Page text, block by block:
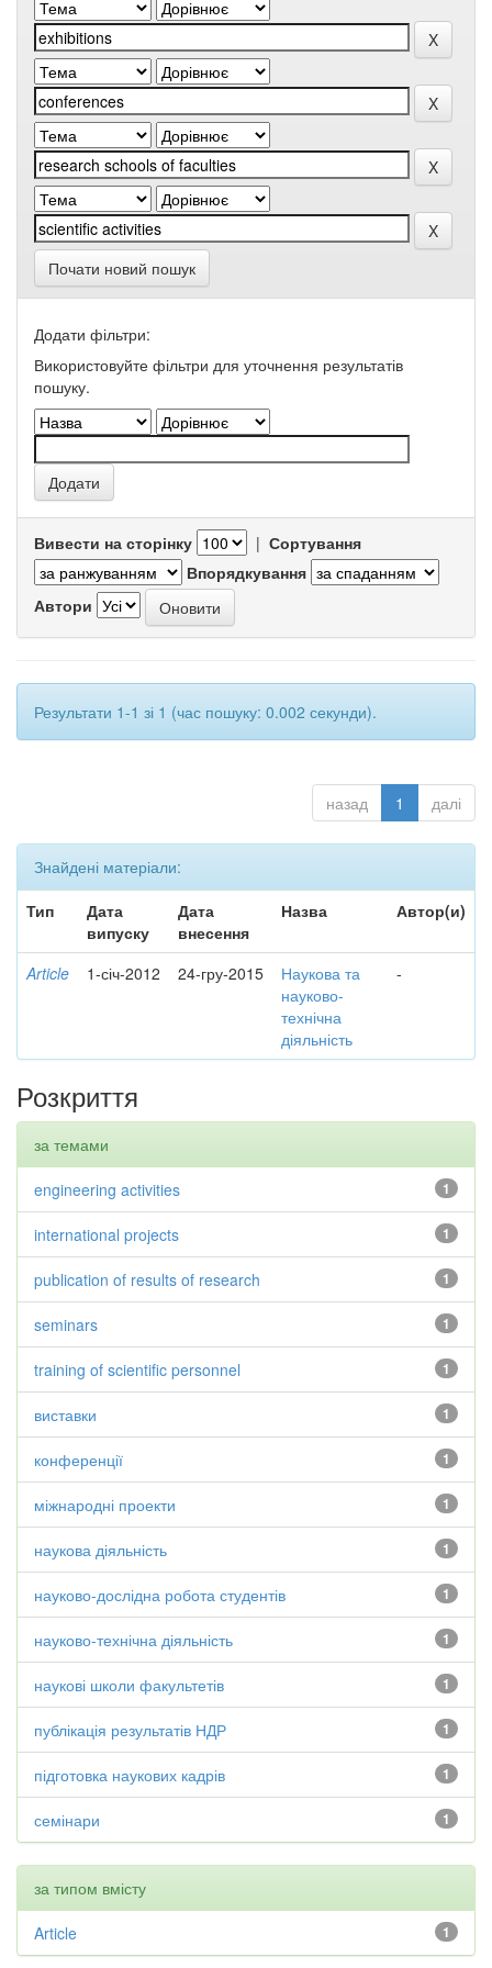
Почати новий пошук
Додати фільтри:
Використовуйте фільтри для уточнення результатів
пошуку.
Вивести на сторінку | Сортування
Впорядкування
Автори
Результати 1-1 зі 1 (час пошуку: 0.002 секунди).
назад 1 далі
Знайдені матеріали:
Тип
Дата
випуску
Дата
внесення
Назва Автор(и)
Article 1-січ-2012 24-гру-2015
Наукова та
науково-
технічна
діяльність
-
Розкриття
за темами
1
engineering activities
1
international projects
1
publication of results of research
1
seminars
1
training of scientific personnel
1
виставки
1
конференції
1
міжнародні проекти
1
наукова діяльність
1
науково-дослідна робота студентів
1
науково-технічна діяльність
1
наукові школи факультетів
1
публікація результатів НДР
1
підготовка наукових кадрів
1
семінари
за типом вмісту
1
Article